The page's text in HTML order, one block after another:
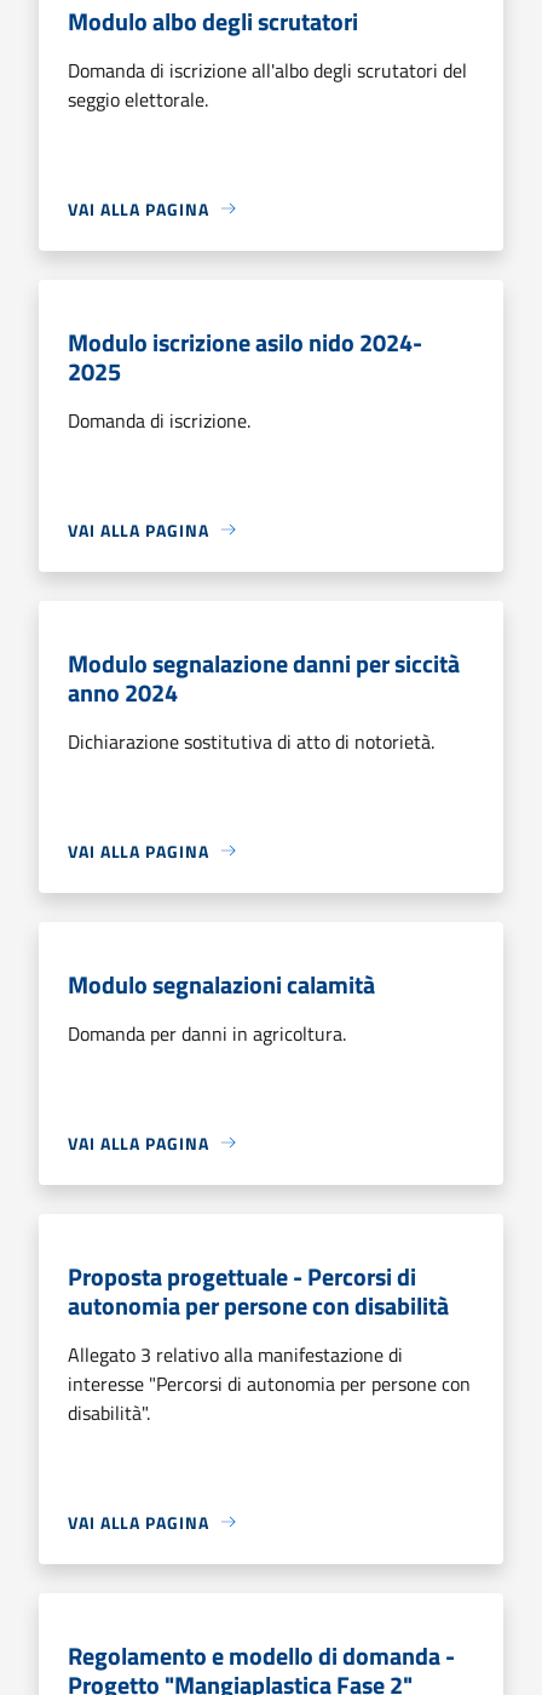
Modulo albo degli scrutatori
Domanda di iscrizione all'albo degli scrutatori del
seggio elettorale.
VAI ALLA PAGINA
Modulo iscrizione asilo nido 2024-
2025
Domanda di iscrizione.
VAI ALLA PAGINA
Modulo segnalazione danni per siccità
anno 2024
Dichiarazione sostitutiva di atto di notorietà.
VAI ALLA PAGINA
Modulo segnalazioni calamità
Domanda per danni in agricoltura.
VAI ALLA PAGINA
Proposta progettuale - Percorsi di
autonomia per persone con disabilità
Allegato 3 relativo alla manifestazione di
interesse "Percorsi di autonomia per persone con
disabilità".
VAI ALLA PAGINA
Regolamento e modello di domanda -
Progetto "Mangiaplastica Fase 2"